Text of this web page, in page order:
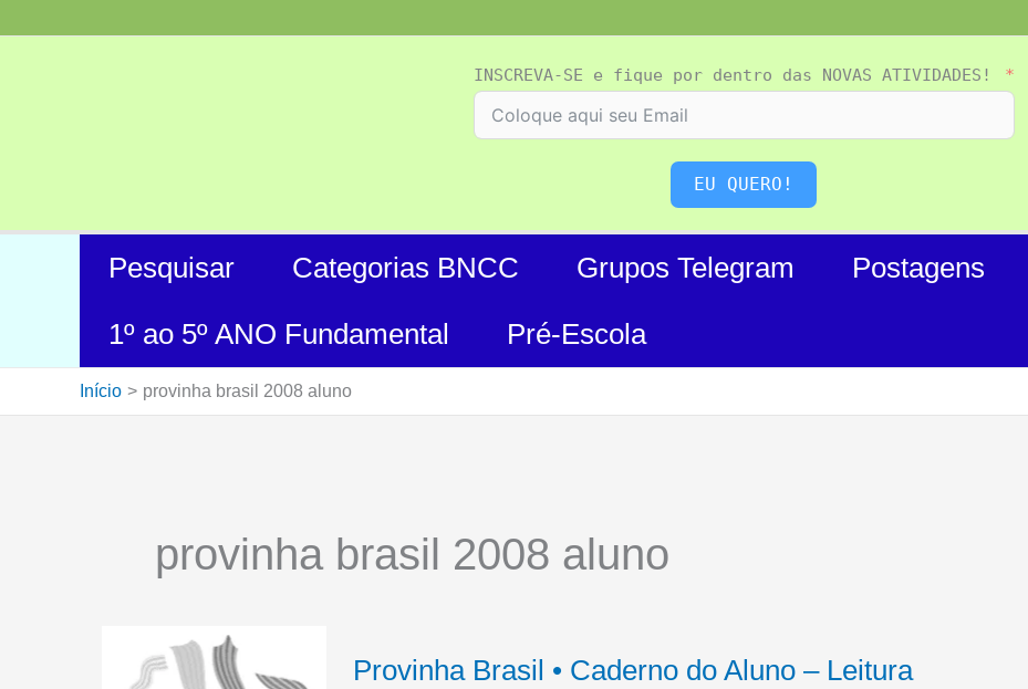
para
INSCREVA-SE e fique por dentro das NOVAS ATIVIDADES!
EU QUERO!
Pesquisar Categorias BNCC Grupos Telegram
Postagens
1º ao 5º ANO Fundamental
Pré-Escola
Início provinha brasil 2008 aluno
provinha brasil 2008 aluno
Provinha Brasil • Caderno do Aluno – Leitura